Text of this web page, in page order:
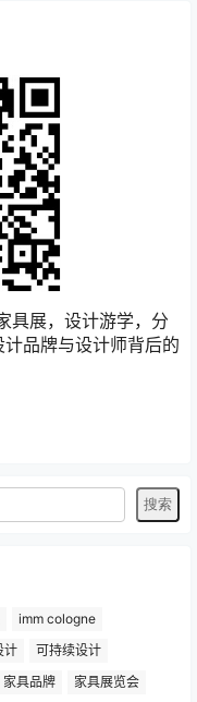
具展，设计游学，分
品牌与设计师背后的
imm cologne
计
可持续设计
家具品牌
家具展览会